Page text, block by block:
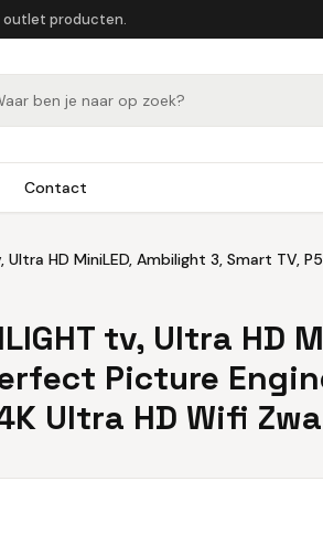
outlet producten.
Contact
Ultra HD MiniLED, Ambilight 3, Smart
tv, Ultra HD
Picture
Ultra HD Wifi